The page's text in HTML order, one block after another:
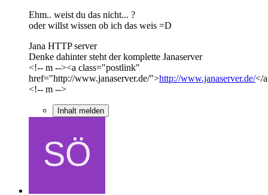
Ehm.. weist du das nicht... ?
oder willst wissen ob ich das weis =D
Jana HTTP server
Denke dahinter steht der komplette Janaserver
<!-- m --><a class="postlink"
href="http://www.janaserver.de/">http://www.janaserver.de/</
<!-- m -->
Inhalt melden